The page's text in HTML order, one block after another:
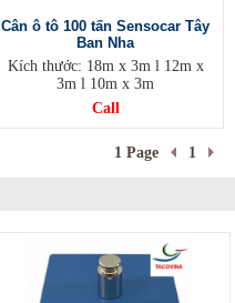
Cân ô tô 100 tấn Sensocar Tây
Ban Nha
Kích thước: 18m x 3m l 12m x
3m l 10m x 3m
Call
1 Page 1